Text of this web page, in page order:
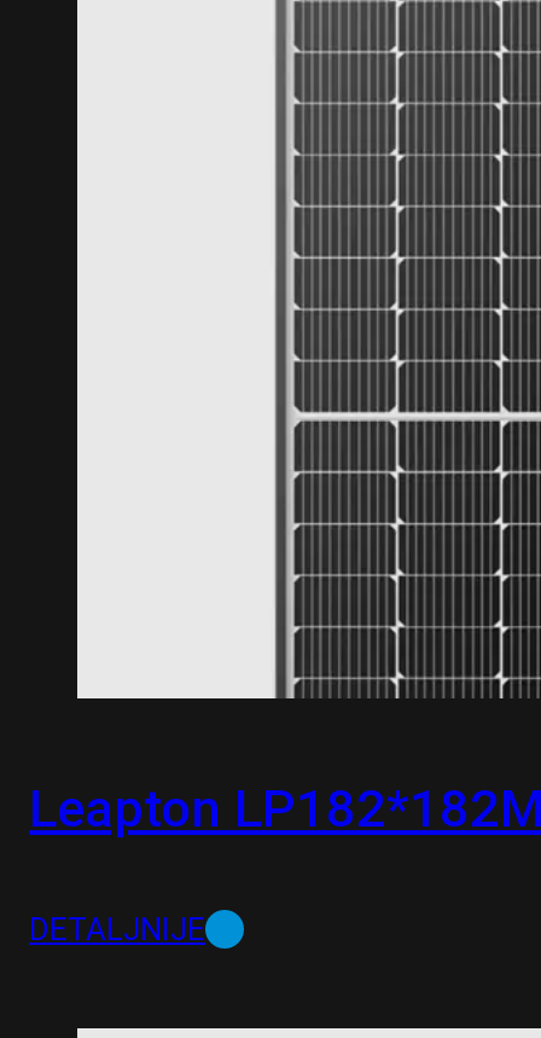
Leapton
DETALJNIJE